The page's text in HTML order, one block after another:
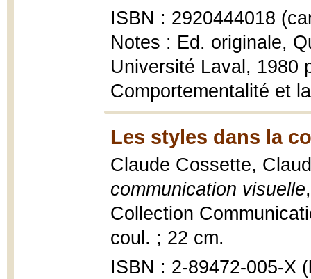
ISBN : 2920444018
Notes : Ed. originale,
Université Laval, 1980
Comportementalité et
Les styles dans la
Claude Cossette,
communication visuelle
Collection
coul. ; 22 cm.
ISBN : 2-89472-005-X